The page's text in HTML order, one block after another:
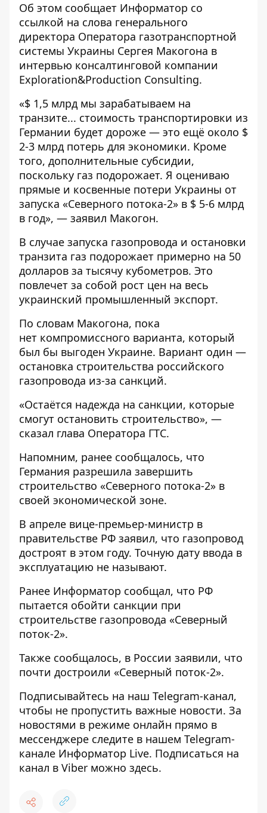
Об этом сообщает Информатор со
ссылкой на слова генерального
директора Оператора газотранспортной
системы Украины Сергея Макогона в
интервью консалтинговой компании
Exploration&Production Consulting.
«$ 1,5 млрд мы зарабатываем на
транзите... стоимость транспортировки из
Германии будет дороже — это ещё около $
2-3 млрд потерь для экономики. Кроме
того, дополнительные субсидии,
поскольку газ подорожает. Я оцениваю
прямые и косвенные потери Украины от
запуска «Северного потока-2» в $ 5-6 млрд
в год», — заявил Макогон.
В случае запуска газопровода и остановки
транзита газ подорожает примерно на 50
долларов за тысячу кубометров. Это
повлечет за собой рост цен на весь
украинский промышленный экспорт.
По словам Макогона, пока
нет компромиссного варианта, который
был бы выгоден Украине. Вариант один —
остановка строительства российского
газопровода из-за санкций.
«Остаётся надежда на санкции, которые
смогут остановить строительство», —
сказал глава Оператора ГТС.
Напомним, ранее сообщалось, что
Германия разрешила завершить
строительство «Северного потока-2» в
своей экономической зоне.
В апреле вице-премьер-министр в
правительстве РФ заявил, что газопровод
достроят в этом году. Точную дату ввода в
эксплуатацию не называют.
Ранее Информатор сообщал, что РФ
пытается обойти санкции при
строительстве газопровода «Северный
поток-2».
Также сообщалось, в России заявили, что
почти достроили «Северный поток-2».
Подписывайтесь на наш Telegram-канал,
чтобы не пропустить важные новости. За
новостями в режиме онлайн прямо в
мессенджере следите в нашем Telegram-
канале Информатор Live. Подписаться на
канал в Viber можно здесь.